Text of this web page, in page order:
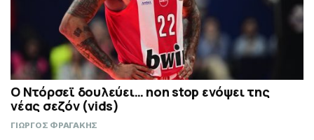
Ο Ντόρσεϊ δουλεύει… non stop ενόψει της
νέας σεζόν (vids)
ΓΙΩΡΓΟΣ ΦΡΑΓΑΚΗΣ